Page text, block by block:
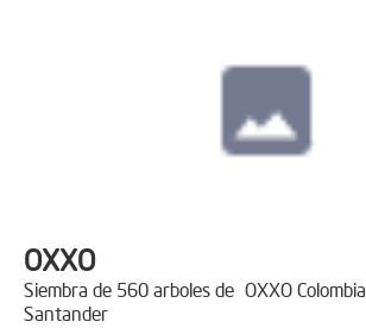
OXXO
Siembra de 560 arboles de OXXO Colombia
Santander